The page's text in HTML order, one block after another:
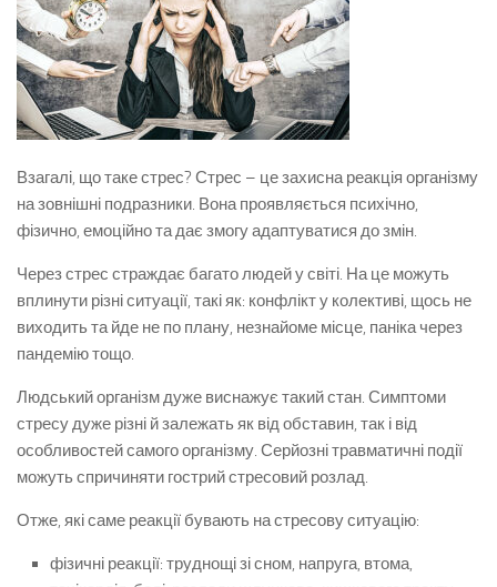
Взагалі, що таке стрес? Стрес – це захисна реакція організму
на зовнішні подразники. Вона проявляється психічно,
фізично, емоційно та дає змогу адаптуватися до змін.
Через стрес страждає багато людей у світі. На це можуть
вплинути різні ситуації, такі як: конфлікт у колективі, щось не
виходить та йде не по плану, незнайоме місце, паніка через
пандемію тощо.
Людський організм дуже виснажує такий стан. Симптоми
стресу дуже різні й залежать як від обставин, так і від
особливостей самого організму. Серйозні травматичні події
можуть спричиняти гострий стресовий розлад.
Отже, які саме реакції бувають на стресову ситуацію:
фізичні реакції: труднощі зі сном, напруга, втома,